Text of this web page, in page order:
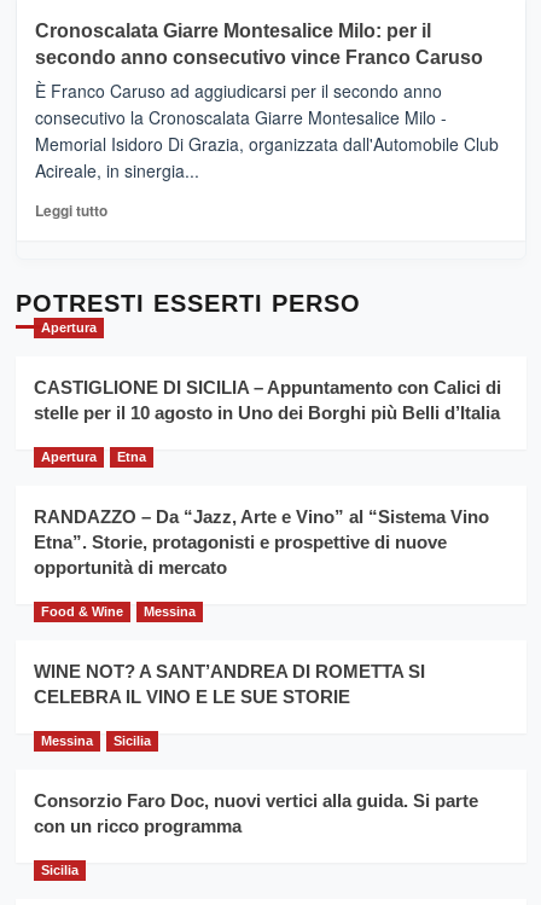
tra
sapori
vicoli
medievali
Mondello
(Palermo)
–
“E
adesso
Pasta
–
Sicilia
l’
evento
la
filiera
grano
Cronoscalata Giarre Montesalice Milo: per il
secondo anno consecutivo vince Franco Caruso
È Franco Caruso ad aggiudicarsi per il secondo anno
consecutivo la Cronoscalata Giarre Montesalice Milo -
Memorial Isidoro Di Grazia, organizzata dall'Automobile Club
Acireale, in sinergia...
Leggi tuttoLeggi
Cronoscalata
per
il
anno
Franco
Caruso
POTRESTI ESSERTI PERSO
Apertura
CASTIGLIONE DI SICILIA – Appuntamento con Calici di
stelle per il 10 agosto in Uno dei Borghi più Belli d’Italia
Apertura Etna
RANDAZZO – Da “Jazz, Arte e Vino” al “Sistema Vino
Etna”. Storie, protagonisti e prospettive di nuove
opportunità di mercato
Food & Wine Messina
WINE NOT? A SANT’ANDREA DI ROMETTA SI
CELEBRA IL VINO E LE SUE STORIE
Messina Sicilia
Consorzio Faro Doc, nuovi vertici alla guida. Si parte
con un ricco programma
Sicilia